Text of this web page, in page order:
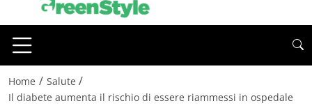
Home / Salute /
Il diabete aumenta il rischio di essere riammessi in ospedale